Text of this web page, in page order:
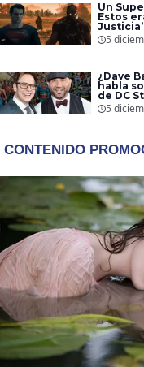
Un
Estos
5
¿Dave
habla
de DC
5